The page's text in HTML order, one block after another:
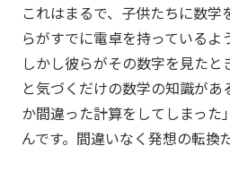
これはまるで、子供たちに数
らがすでに電卓を持っているよ
しかし彼らがその数字を見たと
と気づくだけの数学の知識が
か間違った計算をしてしまった
んです。間違いなく発想の転換